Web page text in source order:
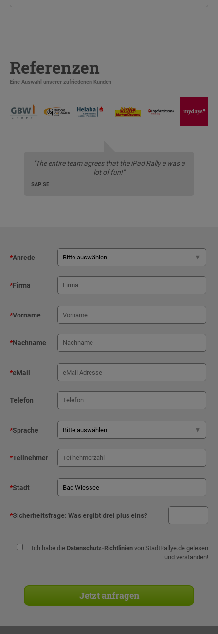
Referenzen
Eine Auswahl unserer zufriedenen Kunden
"The entire team agrees that the iPad Rally e was a
lot of fun!"
SAP SE
*Anrede
*Firma
*Vorname
*Nachname
*eMail
Telefon
*Sprache
*Teilnehmer
*Stadt
*Sicherheitsfrage: Was ergibt drei plus eins?
Ich habe die Datenschutz-Richtlinien von StadtRallye.de gelesen
und verstanden!